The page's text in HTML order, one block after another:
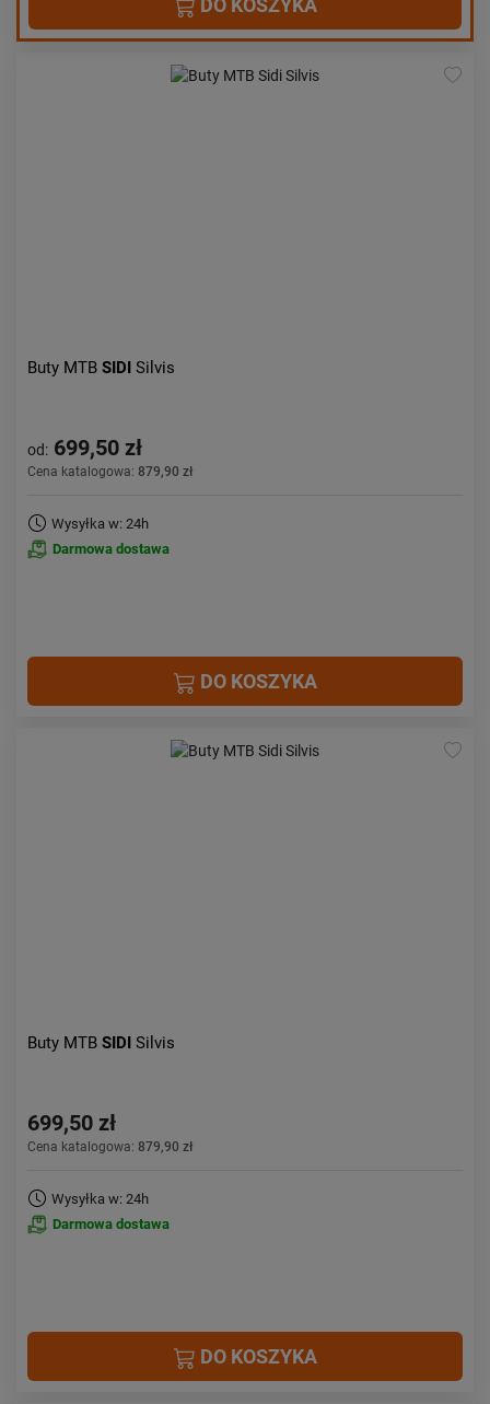
DO KOSZYKA
Buty MTB SIDI Silvis
od: 699,50 zł
Cena katalogowa: 879,90 zł
Wysyłka w: 24h
Darmowa dostawa
DO KOSZYKA
Buty MTB SIDI Silvis
699,50 zł
Cena katalogowa: 879,90 zł
Wysyłka w: 24h
Darmowa dostawa
DO KOSZYKA